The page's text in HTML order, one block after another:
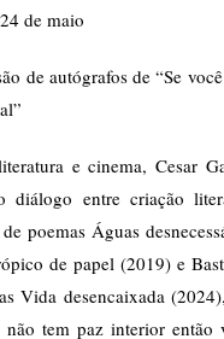
de maio
de autógrafos de “Se
e cinema, Cesar
diálogo entre criação
poemas Águas
de papel (2019) e
Vida desencaixada
tem paz interior então